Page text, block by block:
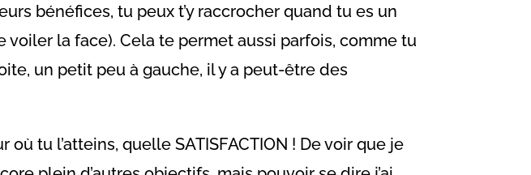
bénéfices, tu peux t’y raccrocher quand tu es un
la face). Cela te permet aussi parfois, comme tu
un petit peu à gauche, il y a peut-être des
tu l’atteins, quelle SATISFACTION ! De voir que je